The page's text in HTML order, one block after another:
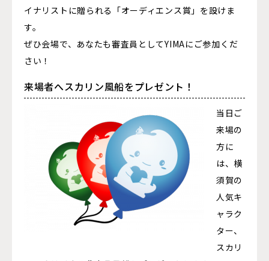
イナリストに贈られる「オーディエンス賞」を設けま
す。
ぜひ会場で、あなたも審査員としてYIMAにご参加くだ
さい！
来場者へスカリン風船をプレゼント！
当日ご
来場の
方に
は、横
須賀の
人気キ
ャラク
ター、
スカリ